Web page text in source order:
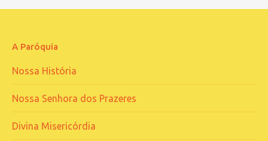
A Paróquia
Nossa História
Nossa Senhora dos Prazeres
Divina Misericórdia